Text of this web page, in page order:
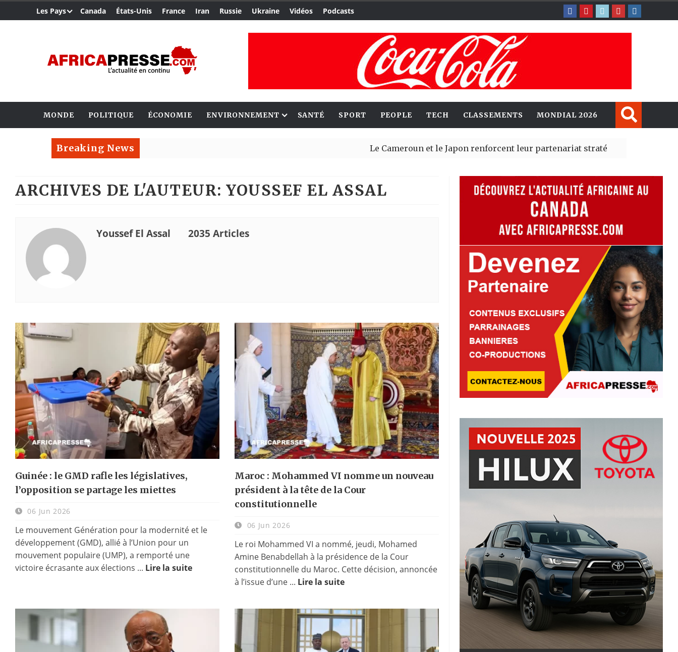
Les Pays Canada États-Unis France Iran Russie Ukraine Vidéos Podcasts
MONDE POLITIQUE ÉCONOMIE ENVIRONNEMENT SANTÉ SPORT PEOPLE TECH CLASSEMENTS MONDIAL 2026
Breaking News Le Cameroun et le Japon renforcent leur partenariat stratégique avec un cap sur l’IA
ARCHIVES DE L'AUTEUR: YOUSSEF EL ASSAL
Youssef El Assal 2035 Articles
Guinée : le GMD rafle les législatives,
l’opposition se partage les miettes
06 Jun 2026
Le mouvement Génération pour la modernité et le
développement (GMD), allié à l’Union pour un
mouvement populaire (UMP), a remporté une
victoire écrasante aux élections ... Lire la suite
Maroc : Mohammed VI nomme un nouveau
président à la tête de la Cour
constitutionnelle
06 Jun 2026
Le roi Mohammed VI a nommé, jeudi, Mohamed
Amine Benabdellah à la présidence de la Cour
constitutionnelle du Maroc. Cette décision, annoncée
à l’issue d’une ... Lire la suite